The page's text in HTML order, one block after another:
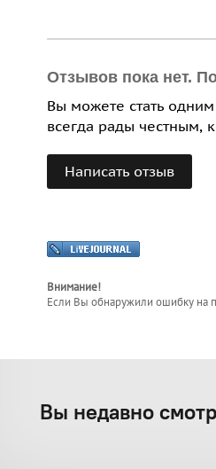
Отзывов пока нет.
Вы можете стать
всегда рады честным,
Написать отзыв
Внимание!
Если Вы обнаружили ошибку на
Вы недавно